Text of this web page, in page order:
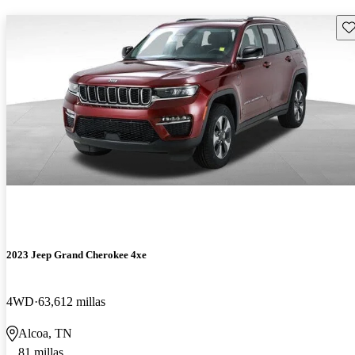
2023 Jeep Grand Cherokee 4xe
4WD 63,612 millas
Alcoa, TN